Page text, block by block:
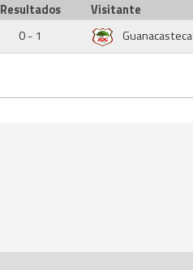
Resultados Visitante
0 - 1 Guanacasteca